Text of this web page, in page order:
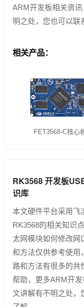
ARM开发板相关资
明之处，您也可以联
相关产品：
FET3568-C核心
RK3568 开发板
识库
本文硬件平台采用飞
RK3568的相关知识
太网模块如何修改网
和方法仅供参考使用
路和方法有很多的共
帮助，更多ARM开
文讲解有不明之处，